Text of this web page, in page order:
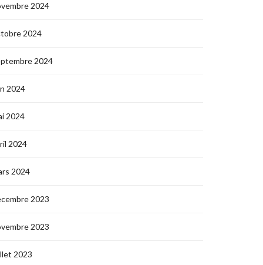
2024
2024
2024
2024
2024
2024
2024
2023
2023
2023